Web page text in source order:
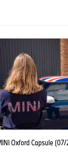
Oxford Capsule